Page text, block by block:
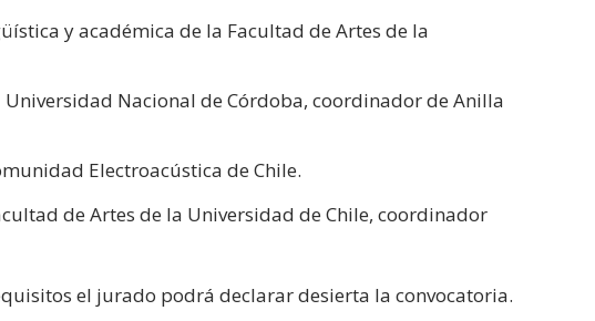
y académica de la Facultad de Artes de la
Nacional de Córdoba, coordinador de Anilla
Electroacústica de Chile.
de Artes de la Universidad de Chile, coordinador
el jurado podrá declarar desierta la convocatoria.